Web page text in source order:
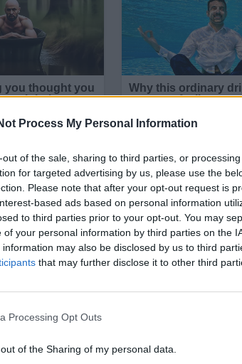
Process My Personal Information
out of the sale, sharing to third parties, or
for targeted advertising by us, please use the
Please note that after your opt-out request is
based ads based on personal information
to third parties prior to your opt-out. You may
your personal information by third parties on the
may also be disclosed by us to third
that may further disclose it to other third
Processing Opt Outs
of the Sharing of my personal data.
от 2016 г. досега.
последните 10 години от 40%.
златен и 2 златни) иДунавската